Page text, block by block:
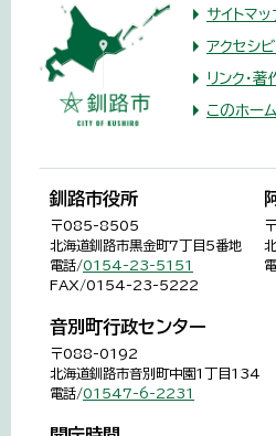
サイトマッ
アクセシ
リンク・
このホー
釧路市役所
〒085-8505
北海道釧路市黒金町7丁目5番地
電話/0154-23-5151
FAX/0154-23-5222
音別町行政センター
〒088-0192
北海道釧路市音別町中園1丁目134
電話/01547-6-2231